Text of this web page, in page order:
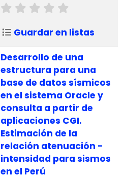
Guardar en listas
Desarrollo de una
estructura para una
base de datos sísmicos
en el sistema Oracle y
consulta a partir de
aplicaciones CGI.
Estimación de la
relación atenuación -
intensidad para sismos
en el Perú